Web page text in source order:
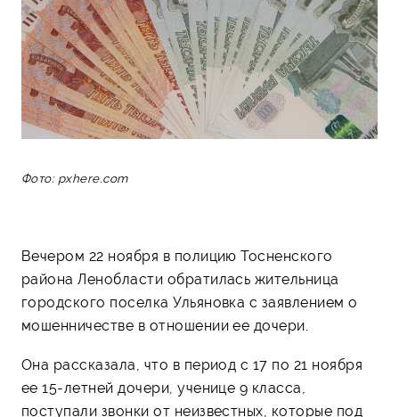
Фото: pxhere.com
Вечером 22 ноября в полицию Тосненского
района Ленобласти обратилась жительница
городского поселка Ульяновка с заявлением о
мошенничестве в отношении ее дочери.
Она рассказала, что в период с 17 по 21 ноября
ее 15-летней дочери, ученице 9 класса,
поступали звонки от неизвестных, которые под